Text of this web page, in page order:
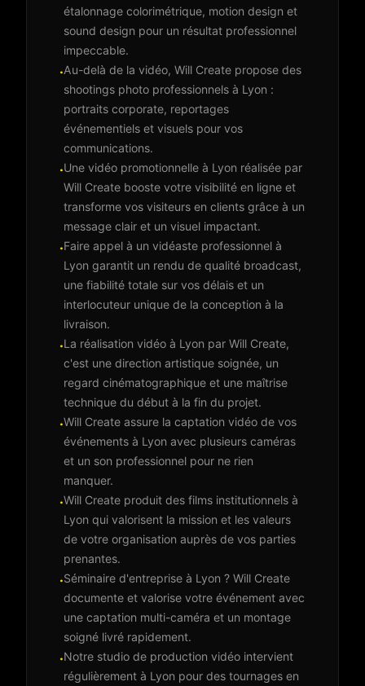
étalonnage colorimétrique, motion design et
sound design pour un résultat professionnel
impeccable.
·Au-delà de la vidéo, Will Create propose des
shootings photo professionnels à Lyon :
portraits corporate, reportages
événementiels et visuels pour vos
communications.
·Une vidéo promotionnelle à Lyon réalisée par
Will Create booste votre visibilité en ligne et
transforme vos visiteurs en clients grâce à un
message clair et un visuel impactant.
·Faire appel à un vidéaste professionnel à
Lyon garantit un rendu de qualité broadcast,
une fiabilité totale sur vos délais et un
interlocuteur unique de la conception à la
livraison.
·La réalisation vidéo à Lyon par Will Create,
c'est une direction artistique soignée, un
regard cinématographique et une maîtrise
technique du début à la fin du projet.
·Will Create assure la captation vidéo de vos
événements à Lyon avec plusieurs caméras
et un son professionnel pour ne rien
manquer.
·Will Create produit des films institutionnels à
Lyon qui valorisent la mission et les valeurs
de votre organisation auprès de vos parties
prenantes.
·Séminaire d'entreprise à Lyon ? Will Create
documente et valorise votre événement avec
une captation multi-caméra et un montage
soigné livré rapidement.
·Notre studio de production vidéo intervient
régulièrement à Lyon pour des tournages en